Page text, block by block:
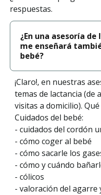
respuestas.
¿En una asesoría
me enseñará
bebé?
¡Claro!, en nuestras
temas de lactancia (de
visitas a domicilio).
Cuidados del bebé:
- cuidados del cordón
- cómo coger al bebé
- cómo sacarle los
- cómo y cuándo
- cólicos
- valoración del agarre